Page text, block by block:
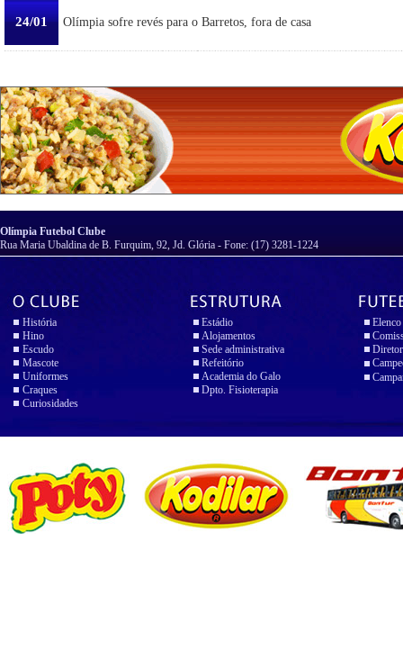
24/01 Olímpia sofre revés para o Barretos, fora de casa
Olímpia Futebol Clube
Rua Maria Ubaldina de B. Furquim, 92, Jd. Glória - Fone: (17) 3281-1224
História
Hino
Escudo
Mascote
Uniformes
Craques
Curiosidades
Estádio
Alojamentos
Sede administrativa
Refeitório
Academia do Galo
Dpto. Fisioterapia
Elenco